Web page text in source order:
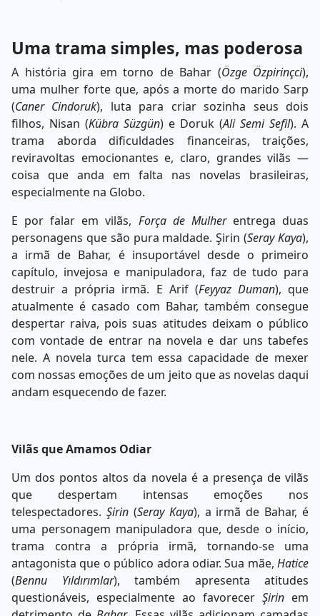
Uma trama simples, mas poderosa
A história gira em torno de Bahar (Özge Özpirinçci),
uma mulher forte que, após a morte do marido Sarp
(Caner Cindoruk), luta para criar sozinha seus dois
filhos, Nisan (Kübra Süzgün) e Doruk (Ali Semi Sefil). A
trama aborda dificuldades financeiras, traições,
reviravoltas emocionantes e, claro, grandes vilãs —
coisa que anda em falta nas novelas brasileiras,
especialmente na Globo.
E por falar em vilãs, Força de Mulherentrega duas
personagens que são pura maldade. Şirin (Seray Kaya),
a irmã de Bahar, é insuportável desde o primeiro
capítulo, invejosa e manipuladora, faz de tudo para
destruir a própria irmã. E Arif (Feyyaz Duman), que
atualmente é casado com Bahar, também consegue
despertar raiva, pois suas atitudes deixam o público
com vontade de entrar na novela e dar uns tabefes
nele. A novela turca tem essa capacidade de mexer
com nossas emoções de um jeito que as novelas daqui
andam esquecendo de fazer.
Vilãs que Amamos Odiar
Um dos pontos altos da novela é a presença de vilãs
que despertam intensas emoções nos
telespectadores. Şirin(Seray Kaya), a irmã de Bahar, é
uma personagem manipuladora que, desde o início,
trama contra a própria irmã, tornando-se uma
antagonista que o público adora odiar. Sua mãe, Hatice
(Bennu Yıldırımlar), também apresenta atitudes
questionáveis, especialmente ao favorecer Şirin em